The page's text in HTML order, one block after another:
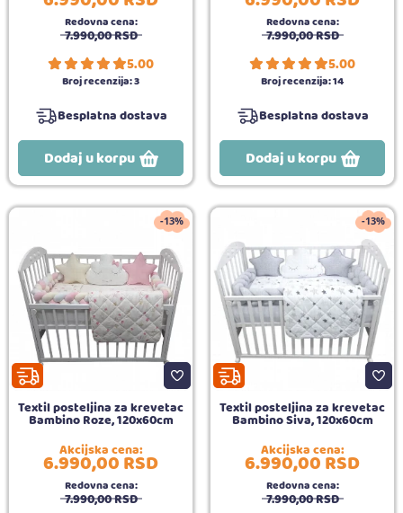
Redovna cena:
7.990,00RSD
5.00
Broj recenzija:3
Besplatna dostava
Dodaj u korpu
Redovna cena:
7.990,00RSD
5.00
Broj recenzija:14
Besplatna dostava
Dodaj u korpu
-13%
Textil posteljina za krevetac
Bambino Roze, 120x60cm
Akcijska cena:
6.990,00RSD
Redovna cena:
7.990,00RSD
-13%
Textil posteljina za krevetac
Bambino Siva, 120x60cm
Akcijska cena:
6.990,00RSD
Redovna cena:
7.990,00RSD